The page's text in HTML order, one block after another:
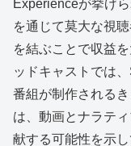
Experienceが挙げ
を通じて莫大な視
を結ぶことで収益
ッドキャストでは
番組が制作される
は、動画とナラテ
献する可能性を示し